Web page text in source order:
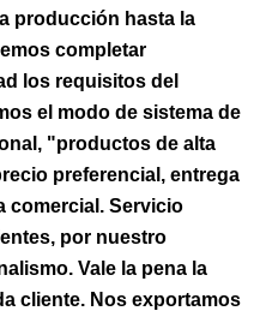
producción hasta la
completar
los requisitos del
el modo de sistema de
"productos de alta
preferencial, entrega
comercial. Servicio
por nuestro
Vale la pena la
cliente. Nos exportamos